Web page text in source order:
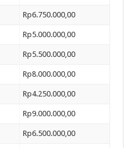
Rp6.750.000,00
Rp5.000.000,00
Rp5.500.000,00
Rp8.000.000,00
Rp4.250.000,00
Rp9.000.000,00
Rp6.500.000,00